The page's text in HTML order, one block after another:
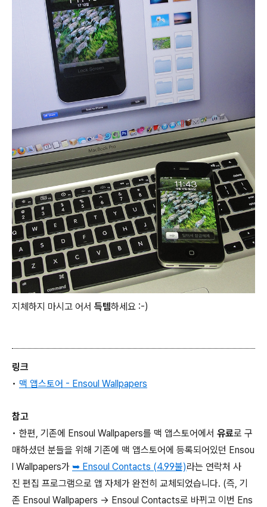
지체하지 마시고 어서 득템하세요 :-)
링크
• 맥 앱스토어 - Ensoul Wallpapers
참고
• 한편, 기존에 Ensoul Wallpapers를 맥 앱스토어에서 유료로 구
매하셨던 분들을 위해 기존에 맥 앱스토어에 등록되어있던 Ensou
l Wallpapers가 ➥ Ensoul Contacts (4.99불)라는 연락처 사
진 편집 프로그램으로 앱 자체가 완전히 교체되었습니다. (즉, 기
존 Ensoul Wallpapers → Ensoul Contacts로 바뀌고 이번 Ens